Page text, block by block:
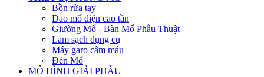
Bồn rửa tay
Dao mổ điện cao tần
Giường Mổ - Bàn Mổ Phẫu Thuật
Làm sạch dụng cụ
Máy garo cầm máu
Đèn Mổ
MÔ HÌNH GIẢI PHẪU